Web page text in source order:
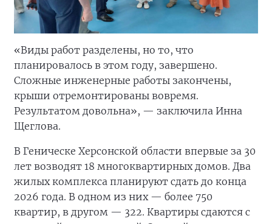
«Виды работ разделены, но то, что
планировалось в этом году, завершено.
Сложные инженерные работы закончены,
крыши отремонтированы вовремя.
Результатом довольна», — заключила Инна
Щеглова.
В Геническе Херсонской области впервые за 30
лет возводят 18 многоквартирных домов. Два
жилых комплекса планируют сдать до конца
2026 года. В одном из них — более 750
квартир, в другом — 322. Квартиры сдаются с